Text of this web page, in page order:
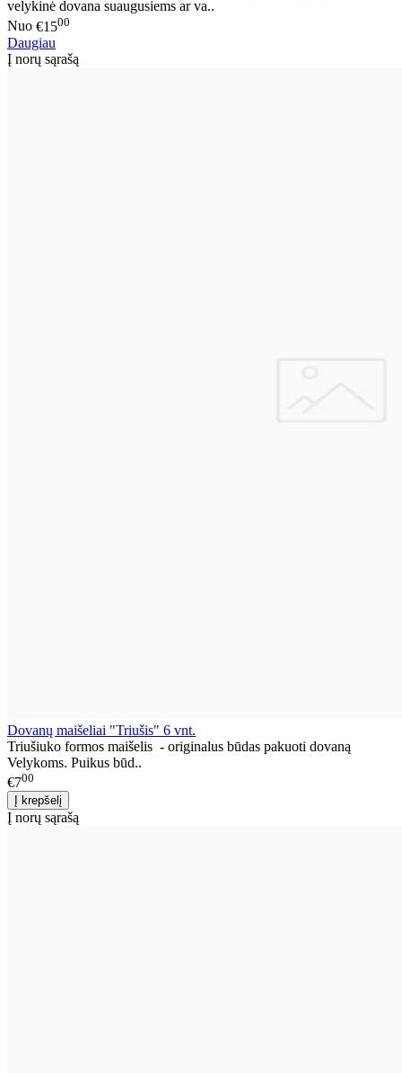
velykinė dovana suaugusiems ar va..
Nuo €1500
Daugiau
Į norų sąrašą
Dovanų maišeliai "Triušis" 6 vnt.
Triušiuko formos maišelis - originalus būdas pakuoti dovaną
Velykoms. Puikus būd..
€700
Į norų sąrašą